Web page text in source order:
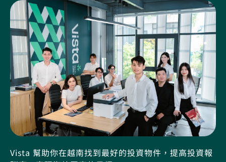
Vista 幫助你在越南找到最好的投資物件，提高投資報